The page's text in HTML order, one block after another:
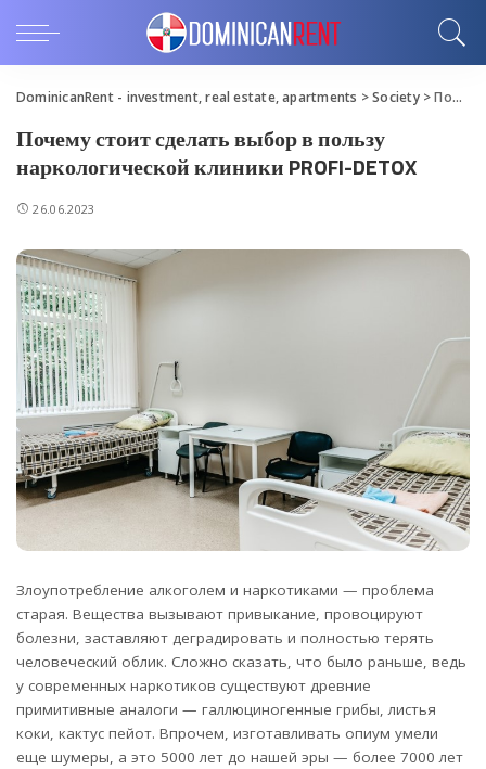
DominicanRent - investment, real estate, apartments >Society>Почему стоит сделать выбор в пользу наркологической клиники PROFI-DETOX
Почему стоит сделать выбор в пользу
наркологической клиники PROFI-DETOX
26.06.2023
Злоупотребление алкоголем и наркотиками — проблема
старая. Вещества вызывают привыкание, провоцируют
болезни, заставляют деградировать и полностью терять
человеческий облик. Сложно сказать, что было раньше, ведь
у современных наркотиков существуют древние
примитивные аналоги — галлюциногенные грибы, листья
коки, кактус пейот. Впрочем, изготавливать опиум умели
еще шумеры, а это 5000 лет до нашей эры — более 7000 лет